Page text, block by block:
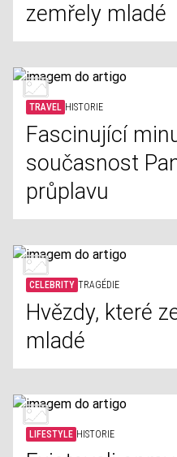
zemřely mladé
TRAVEL HISTORIE
Fascinující
současnost
průplavu
CELEBRITY TRAGÉDIE
Hvězdy, které
mladé
LIFESTYLE HISTORIE